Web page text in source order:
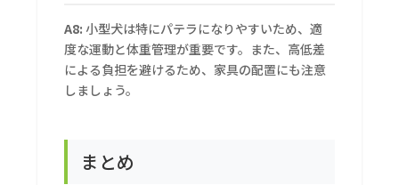
A8: 小型犬は特にパテラになりやすいため、適
度な運動と体重管理が重要です。また、高低差
による負担を避けるため、家具の配置にも注意
しましょう。
まとめ